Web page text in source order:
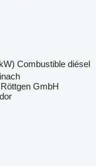
Combustible diésel
GmbH